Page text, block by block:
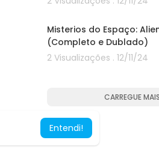
Entendi!
Misterios do Espaço:
(Completo e Dublado)
2 Visualizações . 12/11/24
CARREGUE MAIS